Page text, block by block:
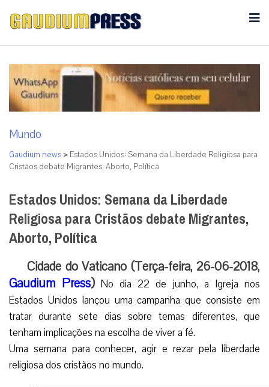
Mundo
Gaudium news > Estados Unidos: Semana da Liberdade Religiosa para
Cristãos debate Migrantes, Aborto, Política
Estados Unidos: Semana da Liberdade
Religiosa para Cristãos debate Migrantes,
Aborto, Política
Cidade do Vaticano (Terça-feira, 26-06-2018,
Gaudium Press) No dia 22 de junho, a Igreja nos
Estados Unidos lançou uma campanha que consiste em
tratar durante sete dias sobre temas diferentes, que
tenham implicações na escolha de viver a fé.
Uma semana para conhecer, agir e rezar pela liberdade
religiosa dos cristãos no mundo.